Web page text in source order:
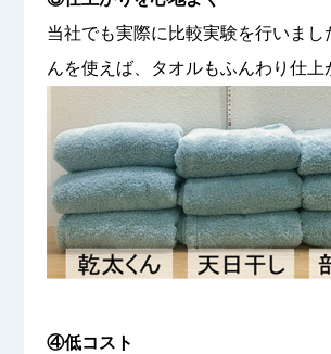
当社でも実際に比較実験を行いまし
んを使えば、タオルもふんわり仕上
④低コスト